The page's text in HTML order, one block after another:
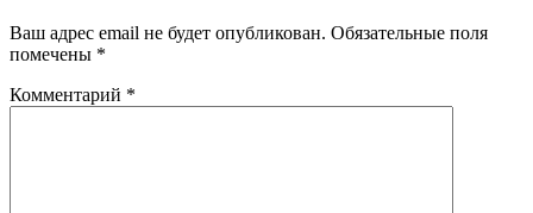
Ваш адрес email не будет опубликован. Обязательные поля
помечены *
Комментарий *